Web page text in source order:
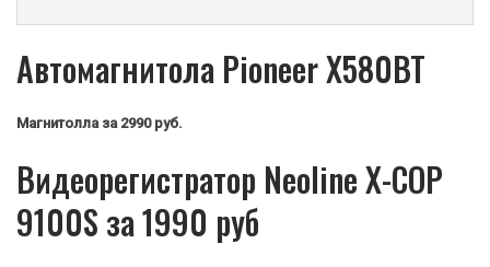
Автомагнитола Pioneer X580BT
Магнитолла за 2990 руб.
Видеорегистратор Neoline X-COP
9100S за 1990 руб